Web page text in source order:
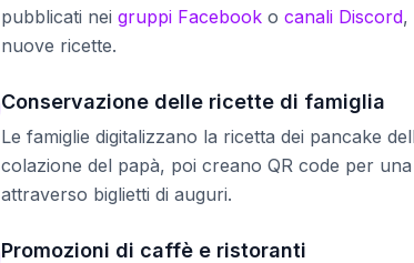
pubblicati nei gruppi Facebook o canali Discord,
nuove ricette.
Conservazione delle ricette di famiglia
Le famiglie digitalizzano la ricetta dei pancake
colazione del papà, poi creano QR code per
attraverso biglietti di auguri.
Promozioni di caffè e ristoranti